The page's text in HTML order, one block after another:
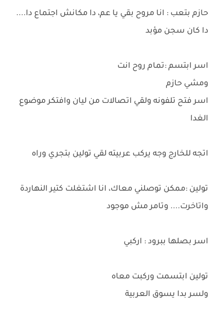
حازم بتعب : انا مروح بقي يا عم، دا مكانش اجتماع دا....
دا كان سجن مؤبد
اسر ابتسم :تمام روح انت
ومشي حازم
اسر فتح تلفونه ولقي اتصالات من ليان وافتكر موضوع
الغدا
اتجه للخارج وجه يركب عربيته لقي تولين بتجري وراه
تولين :ممكن توصلني معاك، انا اشتغلت كتير النهاردة
واتاخرت.... وتامر مش موجود
اسر بصلها ببرود : اركبي
تولين ابتسمت وركبت معاه
ولسر بدا يسوق العربية